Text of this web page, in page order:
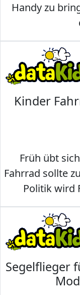
Handy zu
Kinder
Früh übt
Fahrrad sollte
Politik wird
Segelflieger